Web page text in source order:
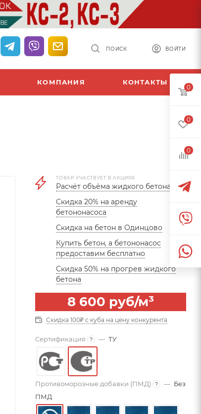
ВОЙТИ
ПОИСК
КОМПАНИЯ КОНТАКТЫ
ТОВАР УЧАСТВУЕТ В АКЦИЯХ
Расчёт объёма жидкого бетона
Скидка 20% на аренду
бетононасоса
Скидка на бетон в Одинцово
Купить бетон, а бетононасос
предоставим бесплатно
Скидка 50% на прогрев жидкого
бетона
8 600 руб/м³
Скидка 100₽ с куба на цену конкурента
Сертификация ? — ТУ
Противоморозные добавки (ПМД) ? — Без
ПМД
0
0
0